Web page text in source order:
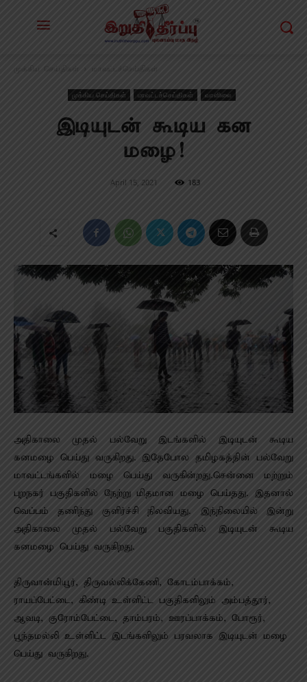
முக்கிய செய்திகள் மாவட்டச்செய்திகள்
முக்கிய செய்திகள் மாவட்டச்செய்திகள் வானிலை
இடியுடன் கூடிய கன
மழை!
April 15, 2021 183
அதிகாலை முதல் பல்வேறு இடங்களில் இடியுடன் கூடிய
கனமழை பெய்து வருகிறது. இதேபோல தமிழகத்தின் பல்வேறு
மாவட்டங்களில் மழை பெய்து வருகின்றது.சென்னை மற்றும்
புறநகர் பகுதிகளில் நேற்று மிதமான மழை பெய்தது. இதனால்
வெப்பம் தணிந்து குளிர்ச்சி நிலவியது. இந்நிலையில் இன்று
அதிகாலை முதல் பல்வேறு பகுதிகளில் இடியுடன் கூடிய
கனமழை பெய்து வருகிறது.
திருவான்மியூர், திருவல்லிக்கேணி, கோடம்பாக்கம்,
ராயப்பேட்டை, கிண்டி உள்ளிட்ட பகுதிகளிலும் அம்பத்தூர்,
ஆவடி, குரோம்பேட்டை, தாம்பரம், ஊரப்பாக்கம், போரூர்,
பூந்தமல்லி உள்ளிட்ட இடங்களிலும் பரவலாக இடியுடன் மழை
பெய்து வருகிறது.